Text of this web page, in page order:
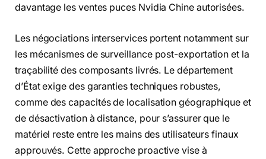
davantage les ventes puces Nvidia Chine autorisées.
Les négociations interservices portent notamment sur
les mécanismes de surveillance post-exportation et la
traçabilité des composants livrés. Le département
d’État exige des garanties techniques robustes,
comme des capacités de localisation géographique et
de désactivation à distance, pour s’assurer que le
matériel reste entre les mains des utilisateurs finaux
approuvés. Cette approche proactive vise à